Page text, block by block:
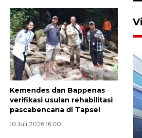
Kemendes dan Bappenas
verifikasi usulan rehabilitasi
pascabencana di Tapsel
10 Juli 2026 16:00
kompetensi
tangani penyakit